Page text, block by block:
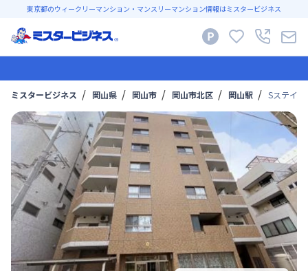
東京都のウィークリーマンション・マンスリーマンション情報はミスタービジネス
ミスタービジネス 岡山県 岡山市 岡山市北区 岡山駅 Sステイ